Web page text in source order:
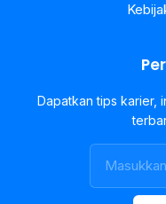
Dapatkan tips karier,